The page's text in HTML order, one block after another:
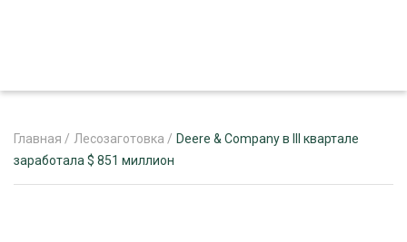
Главная / Лесозаготовка / Deere & Company в III квартале
заработала $ 851 миллион